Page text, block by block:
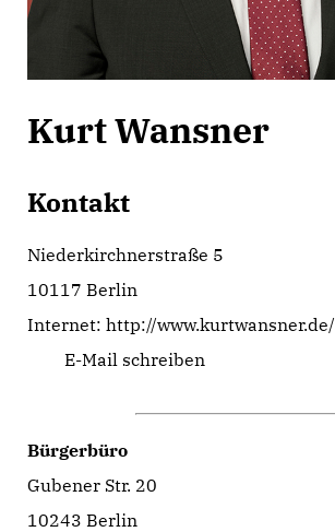
Kurt Wansner
Kontakt
Niederkirchnerstraße 5
10117 Berlin
Internet: http://www.kurtwansner.de/
E-Mail schreiben
Bürgerbüro
Gubener Str. 20
10243 Berlin